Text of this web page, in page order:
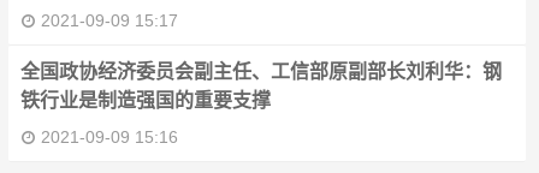
2021-09-09 15:17
全国政协经济委员会副主任、工信部原副部长刘利华：钢
铁行业是制造强国的重要支撑
2021-09-09 15:16